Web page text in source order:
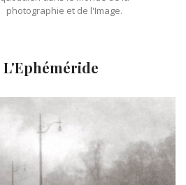
photographie et de l'Image.
L'Ephéméride